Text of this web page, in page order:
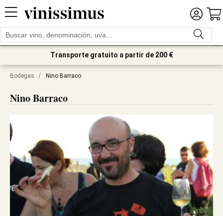
Transporte gratuito a partir de 200 €
Bodegas / Nino Barraco
Nino Barraco